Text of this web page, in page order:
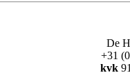
De
+31
kvk